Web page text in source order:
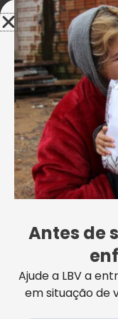
As crianças e
participaram da
Estadual pela
Na ocasião, a
cumprimentou a
coordenadora do
(Cria), Renata
VONTADE
a unidade da
conhecer a LBV,
prol da nossa
Antes de
Ajude a LBV a
em situação de